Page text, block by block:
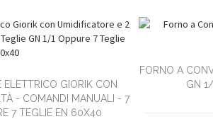
GIORIK CON
- COMANDI MANUALI - 7
7 TEGLIE EN 60X40
FORNO A
GN